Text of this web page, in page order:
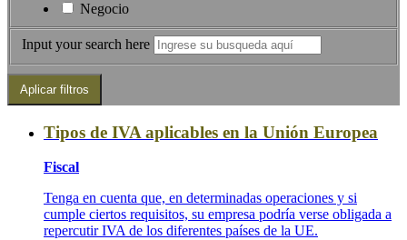
Negocio
Input your search here
Tipos de IVA aplicables en la Unión Europea
Fiscal
Tenga en cuenta que, en determinadas operaciones y si
cumple ciertos requisitos, su empresa podría verse obligada a
repercutir IVA de los diferentes países de la UE.